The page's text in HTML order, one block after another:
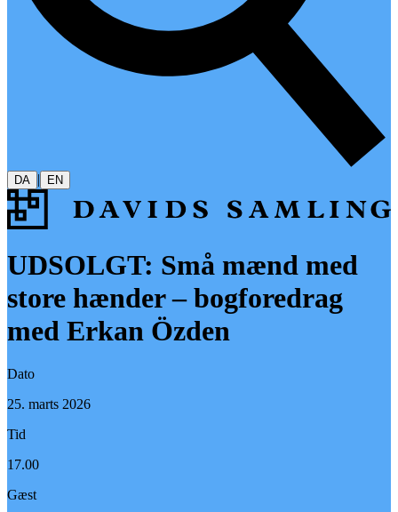
DA | EN
UDSOLGT: Små mænd med
store hænder – bogforedrag
med Erkan Özden
Dato
25. marts 2026
Tid
17.00
Gæst